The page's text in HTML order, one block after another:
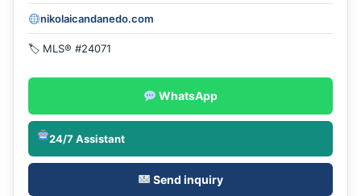
nikolaicandanedo.com
🏷 MLS® #24071
WhatsApp
24/7 Assistant
Send inquiry